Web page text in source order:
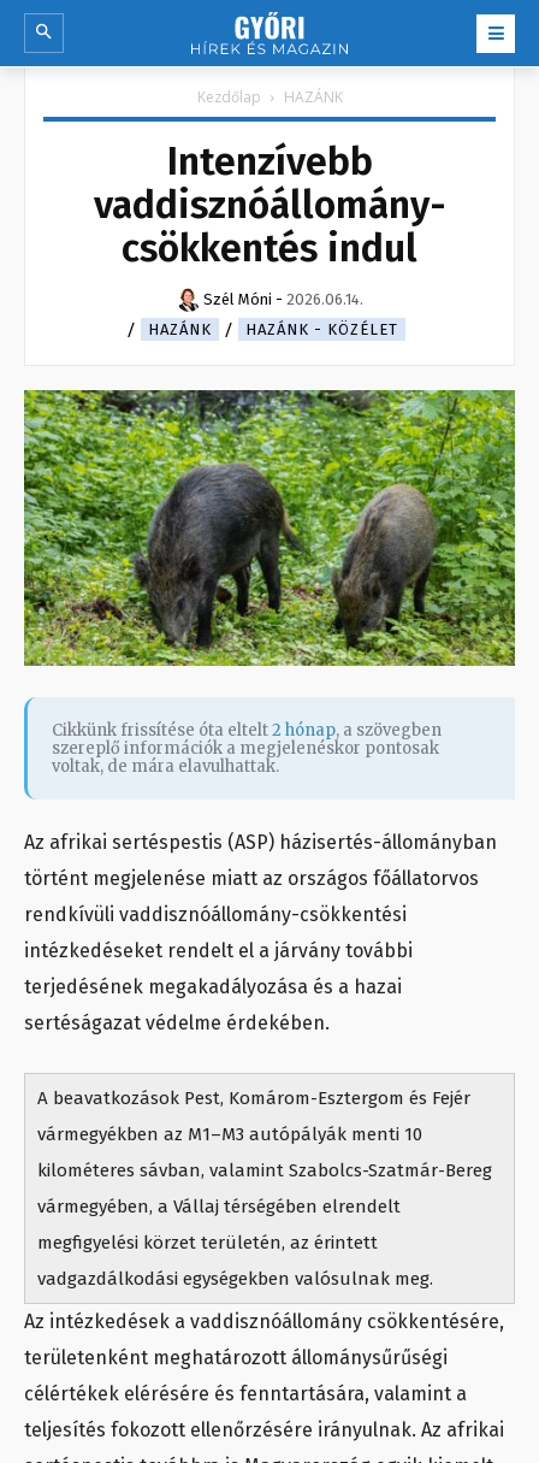
Kezdőlap HAZÁNK
Intenzívebb
vaddisznóállomány-
csökkentés indul
Szél Móni - 2026.06.14.
HAZÁNK
HAZÁNK - KÖZÉLET
Cikkünk frissítése óta eltelt2 hónap, a szövegben
szereplő információk a megjelenéskor pontosak
voltak, de mára elavulhattak.
Az afrikai sertéspestis (ASP) házisertés-állományban
történt megjelenése miatt az országos főállatorvos
rendkívüli vaddisznóállomány-csökkentési
intézkedéseket rendelt el a járvány további
terjedésének megakadályozása és a hazai
sertéságazat védelme érdekében.
A beavatkozások Pest, Komárom-Esztergom és Fejér
vármegyékben az M1–M3 autópályák menti 10
kilométeres sávban, valamint Szabolcs-Szatmár-Bereg
vármegyében, a Vállaj térségében elrendelt
megfigyelési körzet területén, az érintett
vadgazdálkodási egységekben valósulnak meg.
Az intézkedések a vaddisznóállomány csökkentésére,
területenként meghatározott állománysűrűségi
célértékek elérésére és fenntartására, valamint a
teljesítés fokozott ellenőrzésére irányulnak. Az afrikai